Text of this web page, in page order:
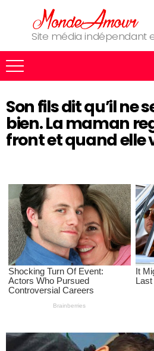
Site média indépendant
Son fils dit qu’il ne
bien. La maman
front et quand elle